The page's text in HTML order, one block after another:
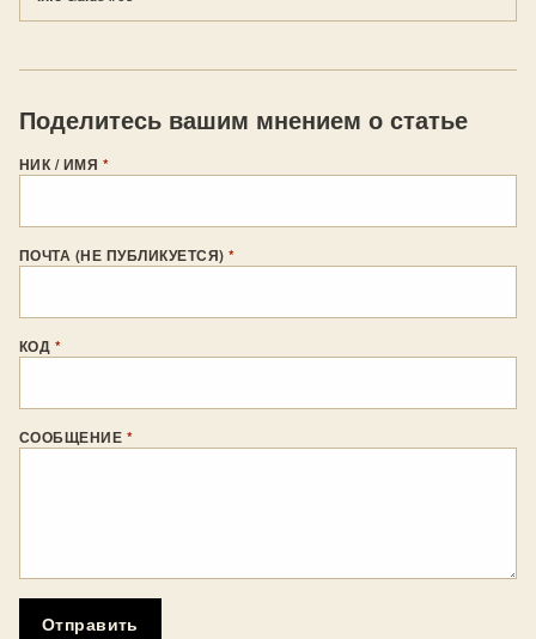
Поделитесь вашим мнением о статье
НИК / ИМЯ *
ПОЧТА (НЕ ПУБЛИКУЕТСЯ)*
КОД *
СООБЩЕНИЕ *
Отправить